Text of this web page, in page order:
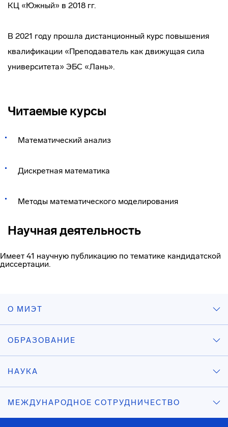
КЦ «Южный» в 2018 гг.
В 2021 году прошла дистанционный курс повышения
квалификации «Преподаватель как движущая сила
университета» ЭБС «Лань».
Читаемые курсы
Математический анализ
Дискретная математика
Методы математического моделирования
Научная деятельность
Имеет 41 научную публикацию по тематике кандидатской
диссертации.
О МИЭТ
ОБРАЗОВАНИЕ
НАУКА
МЕЖДУНАРОДНОЕ СОТРУДНИЧЕСТВО